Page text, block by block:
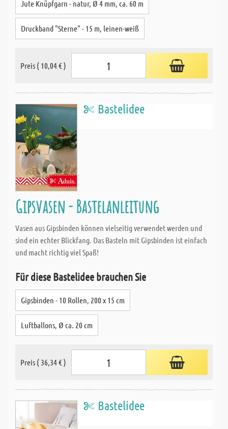
Jute Knüpfgarn - natur, Ø 4 mm, ca. 60 m
Druckband "Sterne" - 15 m, leinen-weiß
Preis ( 10,04 € )
Bastelidee
Gipsvasen - Bastelanleitung
Vasen aus Gipsbinden können vielseitig verwendet werden und
sind ein echter Blickfang. Das Basteln mit Gipsbinden ist einfach
und macht richtig viel Spaß!
Für diese Bastelidee brauchen Sie
Gipsbinden - 10 Rollen, 200 x 15 cm
Luftballons, Ø ca. 20 cm
Preis ( 36,34 € )
Bastelidee